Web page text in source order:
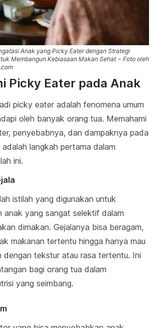
Anak yang Picky Eater dengan Strategi
Membangun Kebiasaan Makan Sehat ~ Foto oleh
Picky Eater pada Anak
picky eater adalah fenomena umum
oleh banyak orang tua. Memahami
penyebabnya, dan dampaknya pada
langkah pertama dalam
ini.
istilah yang digunakan untuk
anak yang sangat selektif dalam
dimakan. Gejalanya bisa beragam,
makanan tertentu hingga hanya mau
dengan tekstur atau rasa tertentu. Ini
bagi orang tua dalam
yang seimbang.